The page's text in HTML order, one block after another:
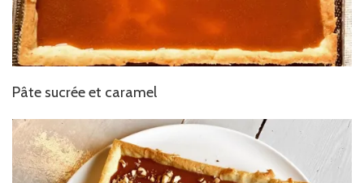
Pâte sucrée et caramel